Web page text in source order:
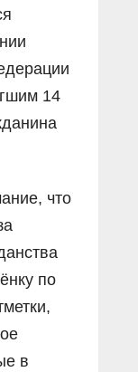
14
что
по
в